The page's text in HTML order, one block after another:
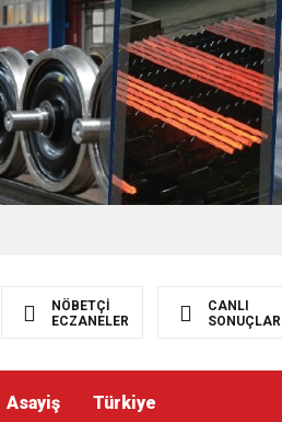
NÖBETÇİ
ECZANELER
CANLI
SONUÇLAR
Asayiş Türkiye